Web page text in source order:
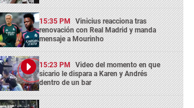
15:35 PM Vinicius reacciona tras
renovación con Real Madrid y manda
mensaje a Mourinho
15:23 PM Video del momento en que
sicario le dispara a Karen y Andrés
dentro de un bar